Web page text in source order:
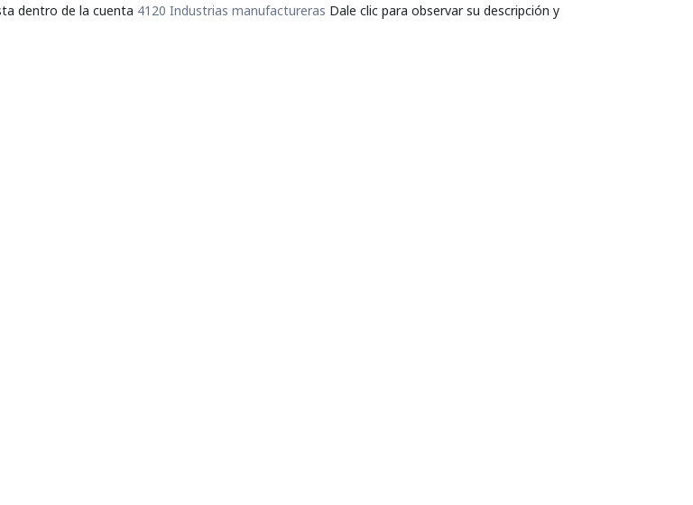
dentro de la cuenta 4120 Industrias manufactureras Dale clic para observar su descripción y